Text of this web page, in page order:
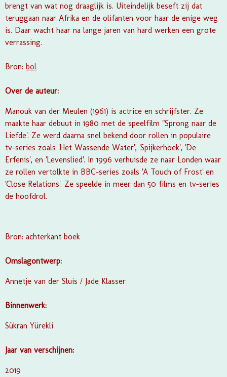
brengt van wat nog draaglijk is. Uiteindelijk beseft zij dat
teruggaan naar Afrika en de olifanten voor haar de enige weg
is. Daar wacht haar na lange jaren van hard werken een grote
verrassing.
Bron: bol
Over de auteur:
Manouk van der Meulen (1961) is actrice en schrijfster. Ze
maakte haar debuut in 1980 met de speelfilm "Sprong naar de
Liefde'. Ze werd daarna snel bekend door rollen in populaire
tv-series zoals 'Het Wassende Water', 'Spijkerhoek', 'De
Erfenis', en 'Levenslied'. In 1996 verhuisde ze naar Londen waar
ze rollen vertolkte in BBC-series zoals 'A Touch of Frost' en
'Close Relations'. Ze speelde in meer dan 50 films en tv-series
de hoofdrol.
Bron: achterkant boek
Omslagontwerp:
Annetje van der Sluis / Jade Klasser
Binnenwerk:
Sükran Yürekli
Jaar van verschijnen:
2019